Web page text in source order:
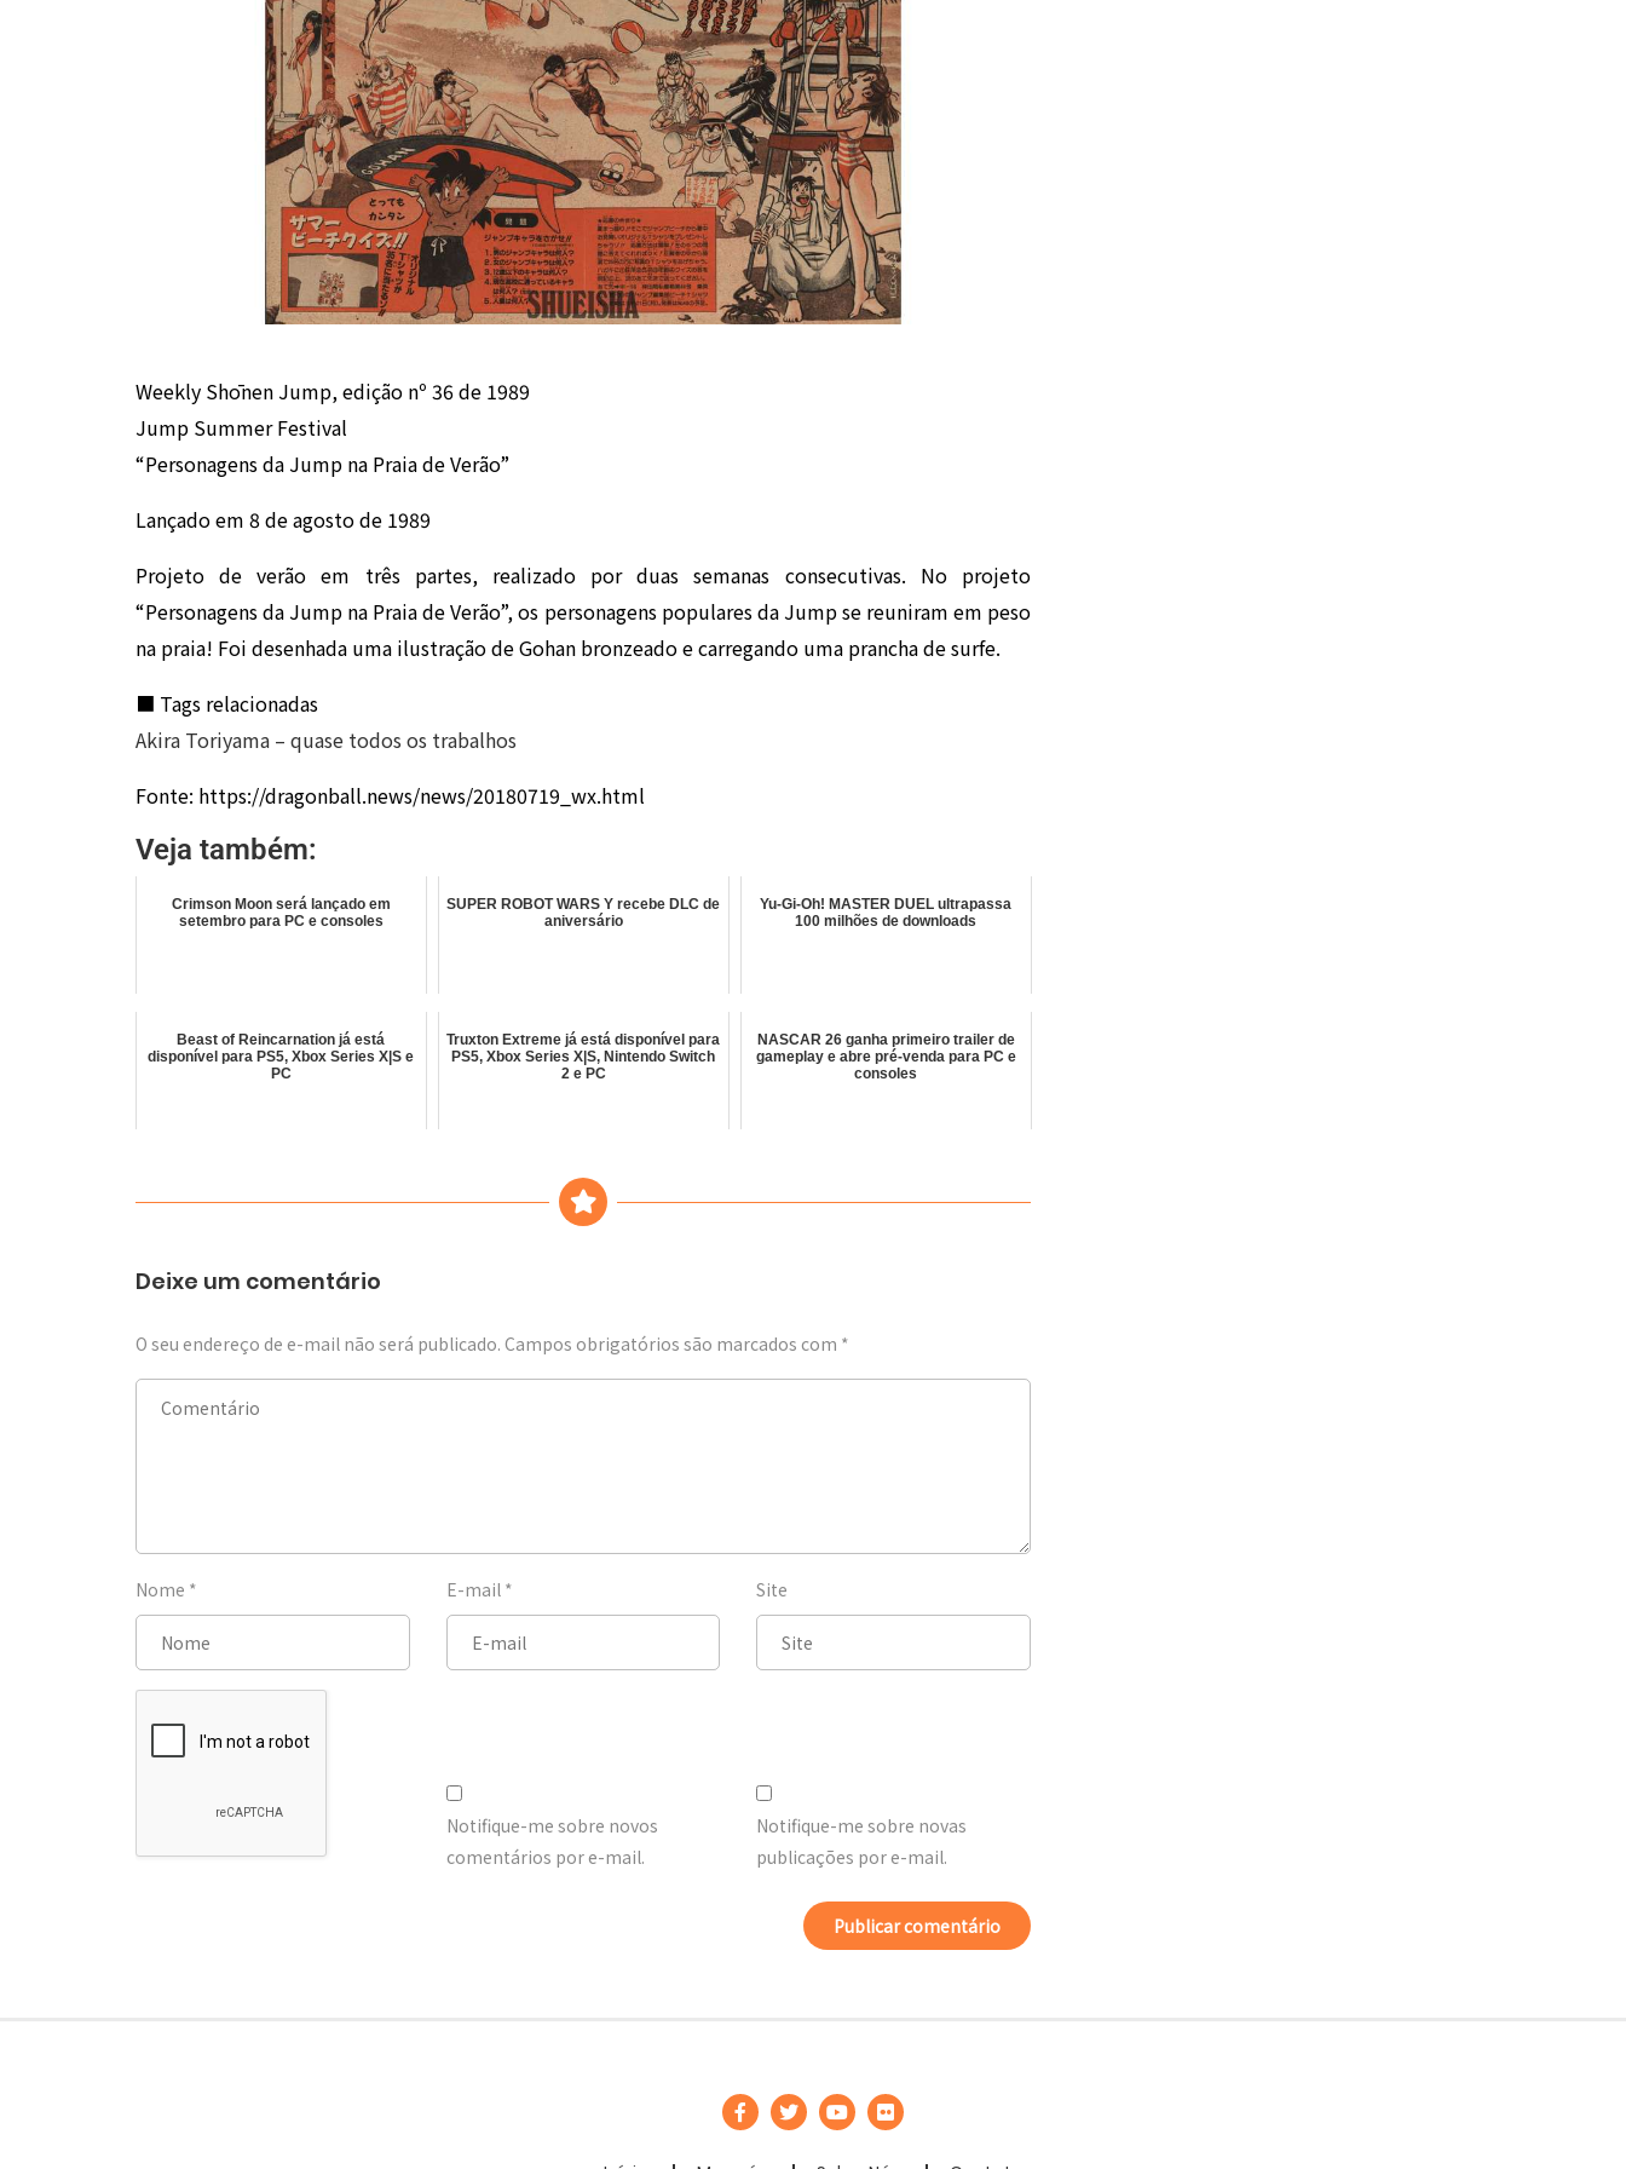
Weekly Shōnen Jump, edição nº 36 de 1989
Jump Summer Festival
“Personagens da Jump na Praia de Verão”
Lançado em 8 de agosto de 1989
Projeto de verão em três partes, realizado por duas semanas consecutivas. No projeto
“Personagens da Jump na Praia de Verão”, os personagens populares da Jump se reuniram em peso
na praia! Foi desenhada uma ilustração de Gohan bronzeado e carregando uma prancha de surfe.
■ Tags relacionadas
Akira Toriyama – quase todos os trabalhos
Fonte: https://dragonball.news/news/20180719_wx.html
Veja também:
Crimson Moon será lançado em
setembro para PC e consoles
SUPER ROBOT WARS Y recebe DLC de
aniversário
Yu-Gi-Oh! MASTER DUEL ultrapassa
100 milhões de downloads
Beast of Reincarnation já está
disponível para PS5, Xbox Series X|S e
PC
Truxton Extreme já está disponível para
PS5, Xbox Series X|S, Nintendo Switch
2 e PC
NASCAR 26 ganha primeiro trailer de
gameplay e abre pré-venda para PC e
consoles
Deixe um comentário
O seu endereço de e-mail não será publicado. Campos obrigatórios são marcados com *
Nome * E-mail * Site
Notifique-me sobre novos
comentários por e-mail.
Notifique-me sobre novas
publicações por e-mail.